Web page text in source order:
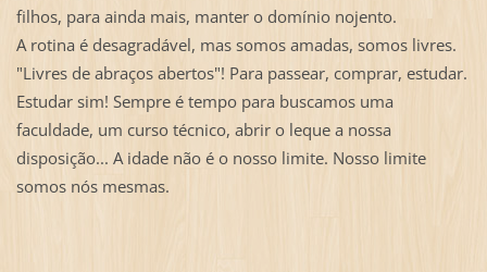
filhos, para ainda mais, manter o domínio nojento.
A rotina é desagradável, mas somos amadas, somos livres.
"Livres de abraços abertos"! Para passear, comprar, estudar.
Estudar sim! Sempre é tempo para buscamos uma
faculdade, um curso técnico, abrir o leque a nossa
disposição... A idade não é o nosso limite. Nosso limite
somos nós mesmas.